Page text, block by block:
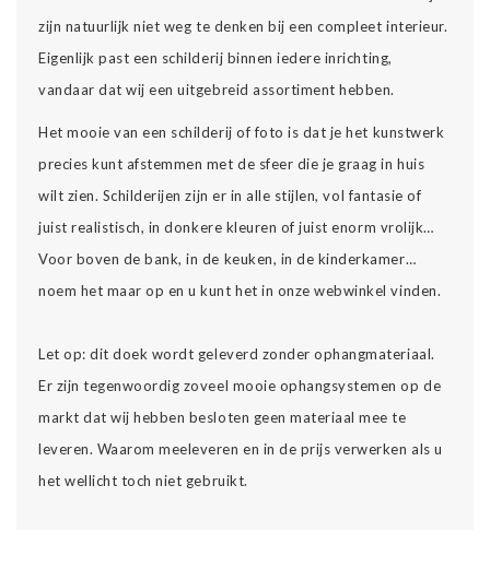
zijn natuurlijk niet weg te denken bij een compleet interieur.
Eigenlijk past een schilderij binnen iedere inrichting,
vandaar dat wij een uitgebreid assortiment hebben.
Het mooie van een schilderij of foto is dat je het kunstwerk
precies kunt afstemmen met de sfeer die je graag in huis
wilt zien. Schilderijen zijn er in alle stijlen, vol fantasie of
juist realistisch, in donkere kleuren of juist enorm vrolijk…
Voor boven de bank, in de keuken, in de kinderkamer…
noem het maar op en u kunt het in onze webwinkel vinden.
Let op: dit doek wordt geleverd zonder ophangmateriaal.
Er zijn tegenwoordig zoveel mooie ophangsystemen op de
markt dat wij hebben besloten geen materiaal mee te
leveren. Waarom meeleveren en in de prijs verwerken als u
het wellicht toch niet gebruikt.